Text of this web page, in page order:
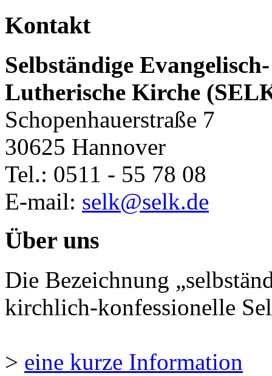
Kontakt
Selbständige Evangelisch-
Lutherische Kirche
Schopenhauerstraße 7
30625 Hannover
Tel.: 0511 - 55 78 08
E-mail: selk@selk.de
Über uns
Die Bezeichnung
kirchlich-konfessionelle
> eine kurze Information